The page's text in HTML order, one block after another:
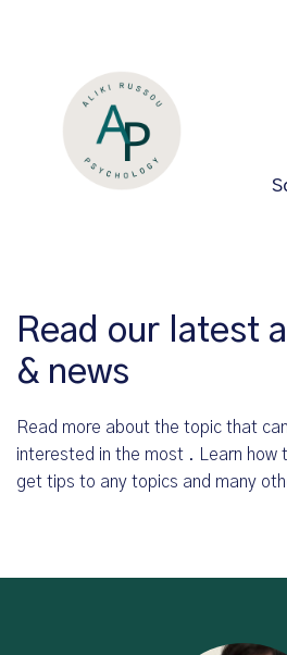
Read our latest
& news
Read more about the topic that
interested in the most . Learn how
get tips to any topics and many